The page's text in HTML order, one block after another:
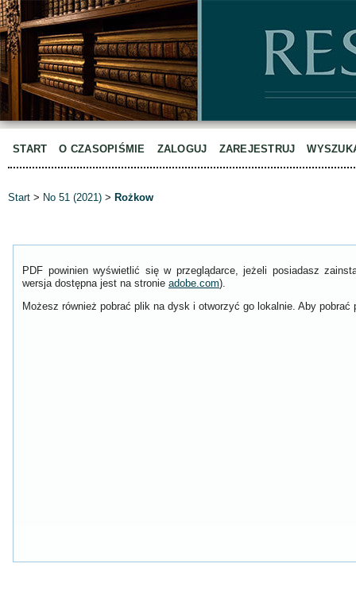
START O CZASOPIŚMIE ZALOGUJ ZAREJESTRUJ
Start > No 51 (2021) > Rożkow
PDF powinien wyświetlić się w przeglądarce, jeżeli posiadasz
wersja dostępna jest na stronie adobe.com).
Możesz również pobrać plik na dysk i otworzyć go lokalnie. Aby